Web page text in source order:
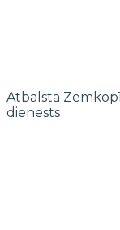
Atbalsta
dienests